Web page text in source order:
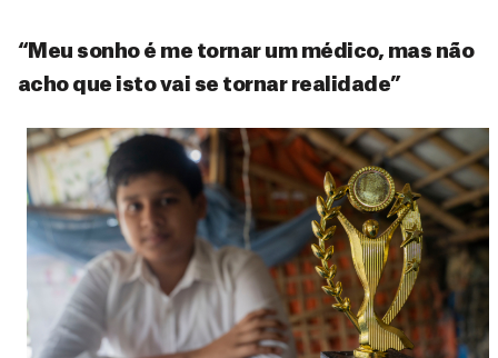
“Meu sonho é me tornar um médico, mas não
acho que isto vai se tornar realidade”